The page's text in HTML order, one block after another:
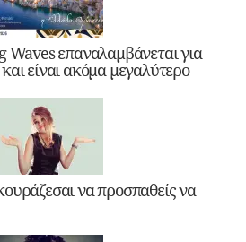
Waves επαναλαμβάνεται για
είναι ακόμα μεγαλύτερο
να προσπαθείς να